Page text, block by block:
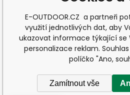
E-OUTDOOR.CZ a partneři
využití jednotlivých dat, aby
ukazovat informace týkající se
personalizace reklam.
políčko "Ano,
Zamítnout vše